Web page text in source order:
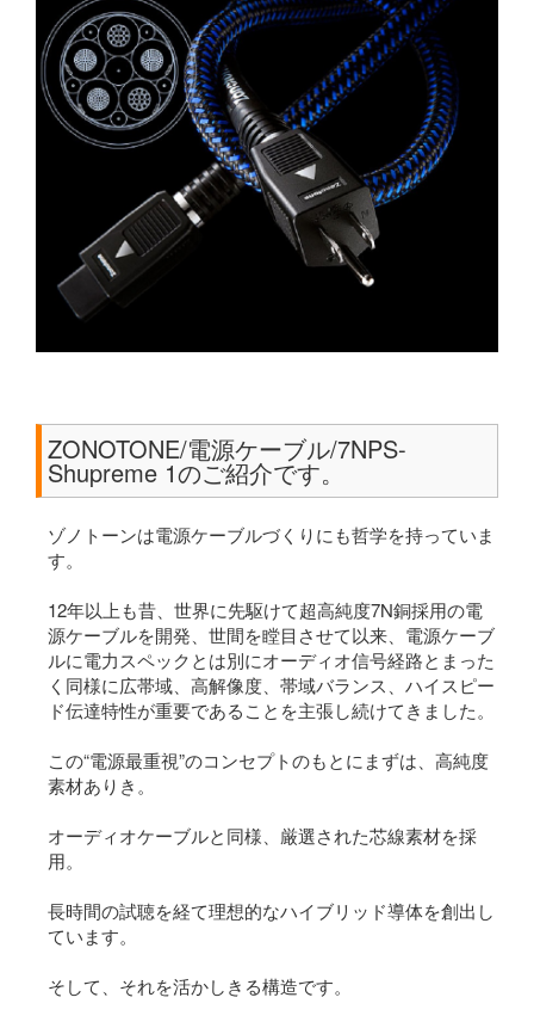
ZONOTONE/電源ケーブル/7NPS-
Shupreme 1のご紹介です。
ゾノトーンは電源ケーブルづくりにも哲学を持っていま
す。
12年以上も昔、世界に先駆けて超高純度7N銅採用の電
源ケーブルを開発、世間を瞠目させて以来、電源ケーブ
ルに電力スペックとは別にオーディオ信号経路とまった
く同様に広帯域、高解像度、帯域バランス、ハイスピー
ド伝達特性が重要であることを主張し続けてきました。
この“電源最重視”のコンセプトのもとにまずは、高純度
素材ありき。
オーディオケーブルと同様、厳選された芯線素材を採
用。
長時間の試聴を経て理想的なハイブリッド導体を創出し
ています。
そして、それを活かしきる構造です。